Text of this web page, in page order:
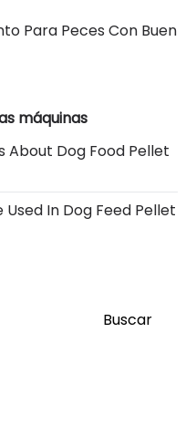
Para Peces Con Buen
máquinas
About Dog Food Pellet
In Dog Feed Pellet
Buscar